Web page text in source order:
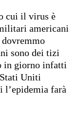
cui il virus è
americani
sono dei tizi
in giorno infatti
Uniti
l’epidemia farà